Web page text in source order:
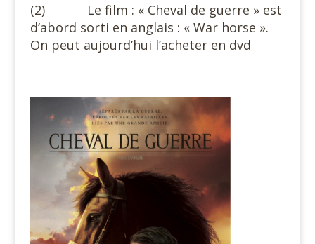
(2) Le film : « Cheval de guerre » est
d’abord sorti en anglais : « War horse ».
On peut aujourd’hui l’acheter en dvd